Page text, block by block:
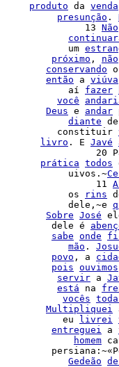
produto da venda
presunção .
|               13 Não
|            um
próximo , não
conservando o
então a viúva
|            aí fazer
você
Deus e andar
diante
|          constituir
livro . E Javé
|                 20
prática todos
|            uivos.~
|                 11
|            os rins
|            dele,~e
Sobre José
|         dele é
sabe onde
mão .
povo , a
pois ouvimos
servir a
está na
vocês
Multipliquei
|           eu livrei
entreguei a
homem
|
Gedeão